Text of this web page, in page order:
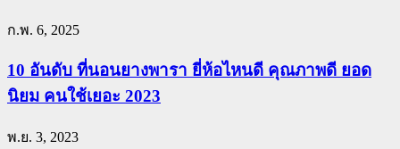
ก.พ. 6, 2025
10 อันดับ ที่นอนยางพารา ยี่ห้อไหนดี คุณภาพดี ยอด
นิยม คนใช้เยอะ 2023
พ.ย. 3, 2023